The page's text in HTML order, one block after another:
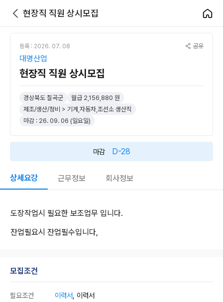
현장직 직원 상시모집
등록 : 2026. 07. 08 공유
대명산업
현장직 직원 상시모집
경상북도 칠곡군
월급 2,156,880 원
제조/생산/정비 > 기계,자동차,조선소 생산직
마감 : 26. 09. 06 (일요일)
마감 D-28
상세요강 근무정보 회사정보
도장작업시 필요한 보조업무 입니다.
잔업필요시 잔업필수입니다,
모집조건
필요조건 이력서 , 이력서